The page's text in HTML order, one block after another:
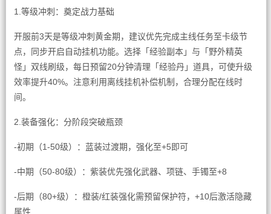
1.等级冲刺：奠定战力基础
开服前3天是等级冲刺黄金期，建议优先完成主线任务至卡级节
点，同步开启自动挂机功能。选择「经验副本」与「野外精英
怪」双线刷级，每日预留20分钟清理「经验丹」道具，可使升级
效率提升40%。注意利用离线挂机补偿机制，合理分配在线时
间。
2.装备强化：分阶段突破瓶颈
-初期（1-50级）：蓝装过渡期，强化至+5即可
-中期（50-80级）：紫装优先强化武器、项链、手镯至+8
-后期（80+级）：橙装/红装强化需预留保护符，+10后激活隐藏
属性